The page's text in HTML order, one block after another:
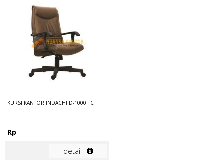
KURSI KANTOR INDACHI D-1000 TC
Rp
detail